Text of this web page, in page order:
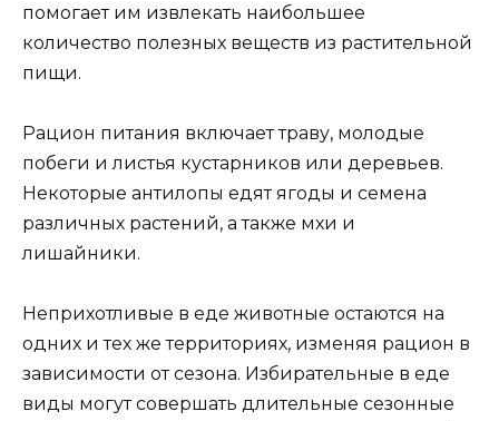
помогает им извлекать наибольшее
количество полезных веществ из растительной
пищи.
Рацион питания включает траву, молодые
побеги и листья кустарников или деревьев.
Некоторые антилопы едят ягоды и семена
различных растений, а также мхи и
лишайники.
Неприхотливые в еде животные остаются на
одних и тех же территориях, изменяя рацион в
зависимости от сезона. Избирательные в еде
виды могут совершать длительные сезонные